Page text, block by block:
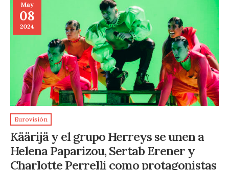
May
08
2024
Eurovisión
Käärijä y el grupo Herreys se unen a
Helena Paparizou, Sertab Erener y
Charlotte Perrelli como protagonistas